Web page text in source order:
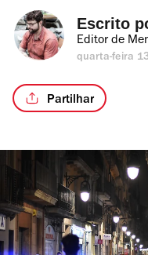
Escrito
Editor de
quarta-feira
Partilhar